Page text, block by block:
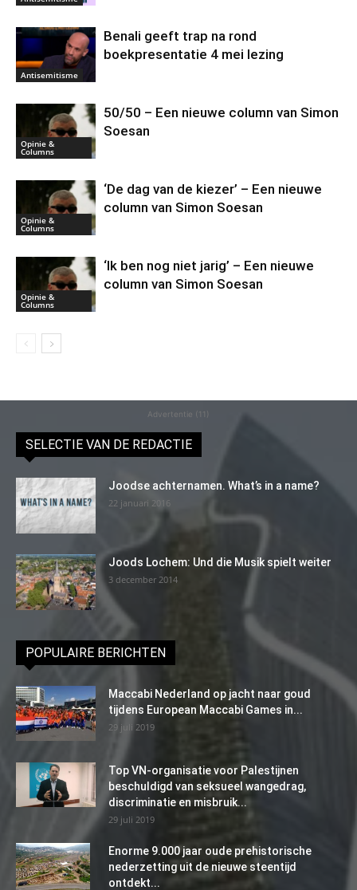
Antisemitisme
Benali geeft trap na rond
boekpresentatie 4 mei lezing
Opinie &
Columns
50/50 – Een nieuwe column van Simon
Soesan
Opinie &
Columns
‘De dag van de kiezer’ – Een nieuwe
column van Simon Soesan
Opinie &
Columns
‘Ik ben nog niet jarig’ – Een nieuwe
column van Simon Soesan
Advertentie (11)
SELECTIE VAN DE REDACTIE
Joodse achternamen. What’s in a name?
22 januari 2016
Joods Lochem: Und die Musik spielt weiter
3 december 2014
POPULAIRE BERICHTEN
Maccabi Nederland op jacht naar goud
tijdens European Maccabi Games in...
29 juli 2019
Top VN-organisatie voor Palestijnen
beschuldigd van seksueel wangedrag,
discriminatie en misbruik...
29 juli 2019
Enorme 9.000 jaar oude prehistorische
nederzetting uit de nieuwe steentijd
ontdekt...